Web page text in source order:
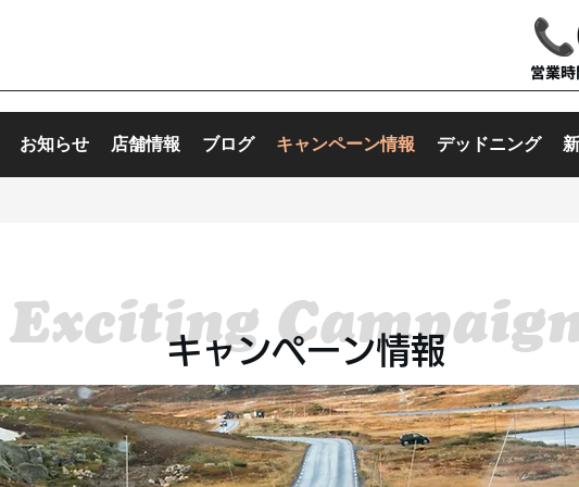
営業
お知らせ 店舗情報 ブログ キャンペーン情報 デッドニング
Exciting​キャンペーン情報